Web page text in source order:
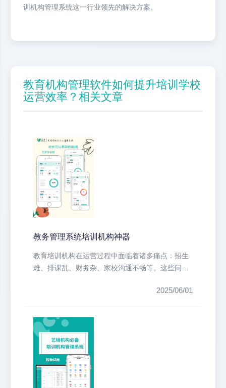
训机构管理系统这一行业领先的解决方案。
教育机构管理软件如何提升培训学校
运营效率？相关文章
教务管理系统培训机构神器
教育培训机构在运营过程中面临着诸多痛点：招生
难、排课乱、财务杂、家校沟通不畅等。这些问题
2025/06/01